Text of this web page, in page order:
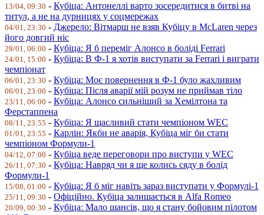
13/04, 09:30 - Кубіца: Антонеллі варто зосередитися в битві на
титул, а не на дурницях у соцмережах
04/01, 23:30 - Джерело: Вітмарш не взяв Кубіцу в McLaren через
його довгий ніс
29/01, 06:00 - Кубіца: Я б переміг Алонсо в боліді Ferrari
24/01, 15:00 - Кубіца: В Ф-1 я хотів виступати за Ferrari і виграти
чемпіонат
06/01, 23:30 - Кубіца: Моє повернення в Ф-1 було жахливим
06/01, 23:00 - Кубіца: Після аварії мій розум не приймав тіло
23/11, 06:00 - Кубіца: Алонсо сильніший за Хемілтона та
Ферстаппена
08/11, 23:55 - Кубіца: Я щасливий стати чемпіоном WEC
01/01, 23:55 - Карлін: Якби не аварія, Кубіца міг би стати
чемпіоном Формули-1
04/12, 07:00 - Кубіца веде переговори про виступи у WEC
26/11, 07:30 - Кубіца: Навряд чи я ще колись сяду в болід
Формули-1
15/08, 01:00 - Кубіца: Я б міг навіть зараз виступати у Формулі-1
25/11, 09:30 - Офіційно. Кубіца залишається в Alfa Romeo
20/09, 00:30 - Кубіца: Мало шансів, що я стану бойовим пілотом